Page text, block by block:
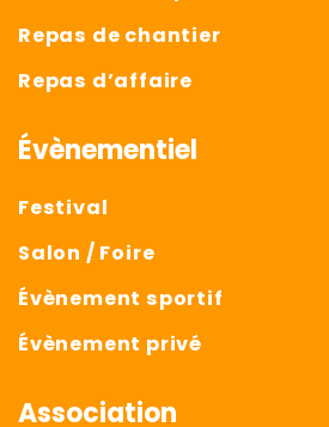
Repas de chantier
Repas d’affaire
Évènementiel
Festival
Salon / Foire
Évènement sportif
Évènement privé
Association